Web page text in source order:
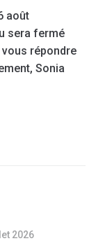
août
sera fermé
répondre
Sonia
2026